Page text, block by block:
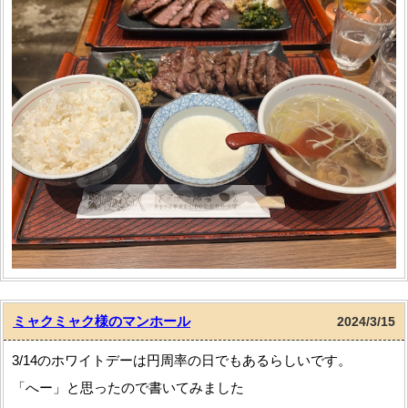
池袋にある『伊達の牛タン本舗』の牛タンセットです…！
夫と行ったので、スタンダードな牛タン定食とタン元定食と2
種類注文しました！
どちらもおいしすぎて、思い出すとよだれが出ます笑
プチ贅沢の際にはまた絶対に行きたいです！！！
ミャクミャク様のマンホール 2024/3/15
3/14のホワイトデーは円周率の日でもあるらしいです。
「へー」と思ったので書いてみました